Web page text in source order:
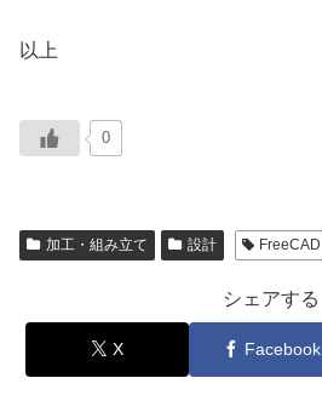
以上
0
加工・組み立て 設計 FreeCAD
シェアする
X Facebook